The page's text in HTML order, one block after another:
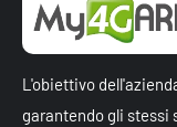
L'obiettivo
garantendo gli stessi